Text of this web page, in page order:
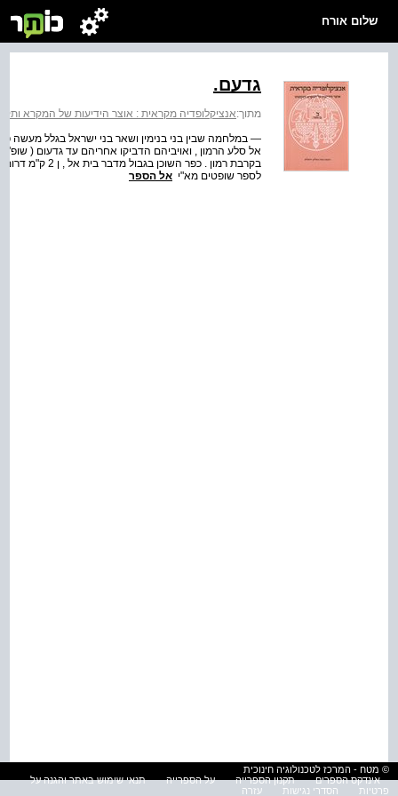
שלום אורח
גדעם.
מתוך:אנציקלופדיה מקראית : אוצר הידיעות של המקרא
— במלחמה שבין בני בנימין ושאר בני ישראל בגלל מעשה
אל סלע הרמון , ואויביהם הדביקו אחריהם עד גדעום (
בקרבת רמון .
לספר שופטים מא"י אל הספר
© מטח - המרכז לטכנולוגיה חינוכית
אינדקס הספרים
תקנון הספרייה על הספרייה
תנאי שימוש באתר והגנה על
פרטיות
הסדרי נגישות עזרה